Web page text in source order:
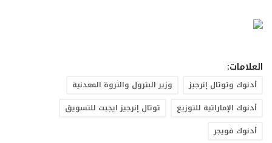
العلامات:
أدنوك وتوتال إنرجيز
وزير البترول والثروة المعدنية
أدنوك الإماراتية للتوزيع
توتال إنرجيز ايجبت للتسويق
أدنوك فويجر